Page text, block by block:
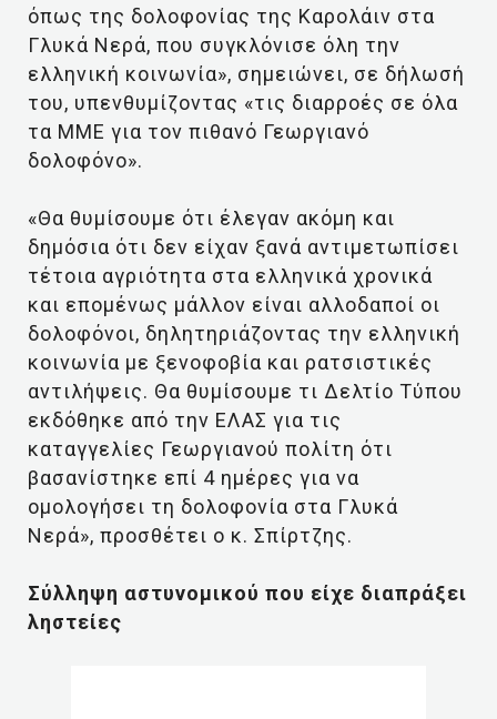
όπως της δολοφονίας της Καρολάιν στα
Γλυκά Νερά, που συγκλόνισε όλη την
ελληνική κοινωνία», σημειώνει, σε δήλωσή
του, υπενθυμίζοντας «τις διαρροές σε όλα
τα ΜΜΕ για τον πιθανό Γεωργιανό
δολοφόνο».
«Θα θυμίσουμε ότι έλεγαν ακόμη και
δημόσια ότι δεν είχαν ξανά αντιμετωπίσει
τέτοια αγριότητα στα ελληνικά χρονικά
και επομένως μάλλον είναι αλλοδαποί οι
δολοφόνοι, δηλητηριάζοντας την ελληνική
κοινωνία με ξενοφοβία και ρατσιστικές
αντιλήψεις. Θα θυμίσουμε τι Δελτίο Τύπου
εκδόθηκε από την ΕΛΑΣ για τις
καταγγελίες Γεωργιανού πολίτη ότι
βασανίστηκε επί 4 ημέρες για να
ομολογήσει τη δολοφονία στα Γλυκά
Νερά», προσθέτει ο κ. Σπίρτζης.
Σύλληψη αστυνομικού που είχε διαπράξει
ληστείες